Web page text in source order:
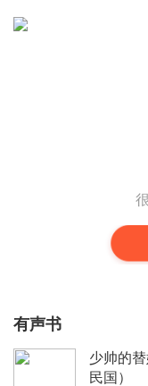
有声书
少帅的
民国）